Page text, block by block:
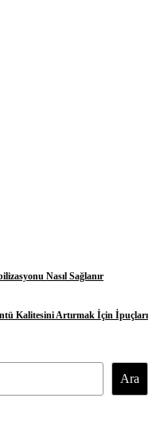
Nasıl Sağlanır
Kalitesini Artırmak İçin İpuçları
Ara